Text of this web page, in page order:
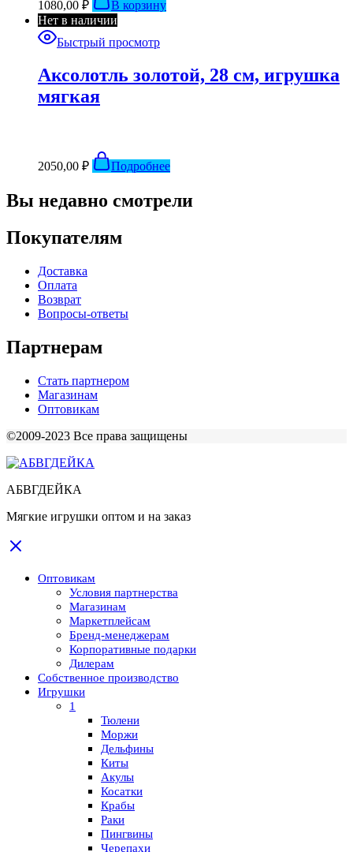
1080,00 ₽
В корзину
Нет в наличии
Быстрый просмотр
Аксолотль золотой, 28 см, игрушка
мягкая
2050,00 ₽ Подробнее
Вы недавно смотрели
Покупателям
Доставка
Оплата
Возврат
Вопросы-ответы
Партнерам
Стать партнером
Магазинам
Оптовикам
©2009-2023 Все права защищены
АБВГДЕЙКА
Мягкие игрушки оптом и на заказ
Оптовикам
Условия партнерства
Магазинам
Маркетплейсам
Бренд-менеджерам
Корпоративные подарки
Дилерам
Собственное производство
Игрушки
1
Тюлени
Моржи
Дельфины
Киты
Акулы
Косатки
Крабы
Раки
Пингвины
Черепахи